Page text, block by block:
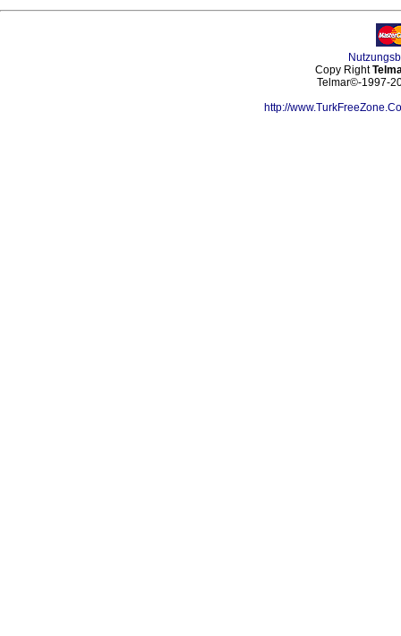
Copy Right
Telmar©-1997-
http://